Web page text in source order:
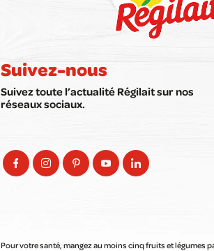
Suivez-nous
Suivez toute l’actualité Régilait sur nos
réseaux sociaux.
Pour votre santé, mangez au moins cinq fruits et légumes